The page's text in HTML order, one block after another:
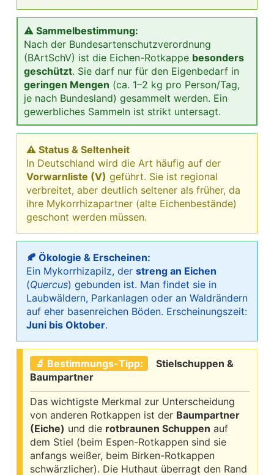
⚠ Sammelbestimmung:
Nach der Bundesartenschutzverordnung
(BArtSchV) ist die Eichen-Rotkappe besonders
geschützt. Sie darf nur für den Eigenbedarf in
geringen Mengen (ca. 1–2 kg pro Person/Tag,
je nach Bundesland) gesammelt werden. Ein
gewerbliches Sammeln ist strikt untersagt.
⚠ Status & Seltenheit
In Deutschland wird die Art häufig auf der
Vorwarnliste (V) geführt. Sie ist regional
verbreitet, aber deutlich seltener als früher, da
ihre Mykorrhizapartner (alte Eichenbestände)
geschont werden müssen.
🍂 Ökologie & Erscheinen:
Ein Mykorrhizapilz, der streng an Eichen
(Quercus) gebunden ist. Man findet sie in
Laubwäldern, Parkanlagen oder an Waldrändern
auf eher basenreichen Böden. Erscheinungszeit:
Juni bis Oktober.
🔬 Bestimmungs-Tipp:
Stielschuppen &
Baumpartner
Das wichtigste Merkmal zur Unterscheidung
von anderen Rotkappen ist der Baumpartner
(Eiche) und die rotbraunen Schuppen auf
dem Stiel (beim Espen-Rotkappen sind sie
anfangs weißer, beim Birken-Rotkappen
schwärzlicher). Die Huthaut überragt den Rand